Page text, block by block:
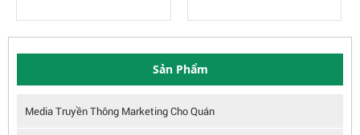
Sản Phẩm
Media Truyền Thông Marketing Cho Quán